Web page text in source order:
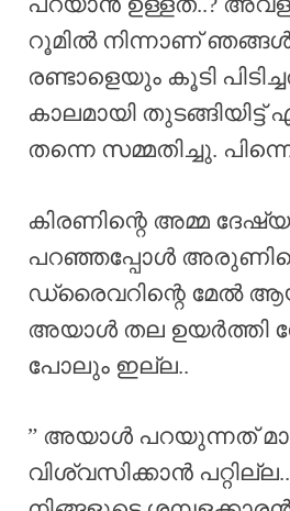
റൂമിൽ നിന്നാണ്
രണ്ടാളെയും കൂടി
കാലമായി
തന്നെ സമ്മതിച്ചു.
കിരണിന്റെ അമ്മ
പറഞ്ഞപ്പോൾ
ഡ്രൈവറിന്റെ മേൽ
അയാൾ തല ഉയർത്തി
പോലും ഇല്ല..
” അയാൾ പറയുന്നത്
വിശ്വസിക്കാൻ